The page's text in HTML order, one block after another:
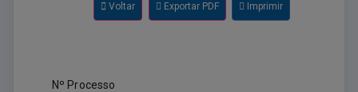
Voltar Exportar PDF Imprimir
Nº Processo